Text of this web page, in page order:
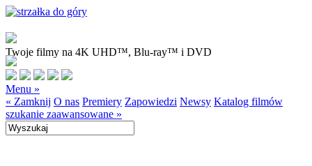
Twoje filmy na 4K UHD™, Blu-ray™ i DVD
Menu »
« Zamknij O nas Premiery Zapowiedzi Newsy Katalog filmów
szukanie zaawansowane »